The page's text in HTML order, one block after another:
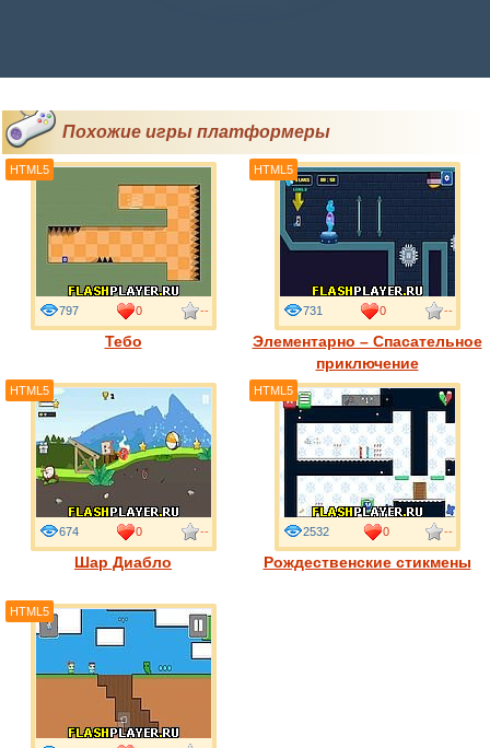
Похожие игры платформеры
Тебо
797 0 --
HTML5
Элементарно – Спасательное
приключение
731 0 --
HTML5
Шар Диабло
674 0 --
HTML5
Рождественские стикмены
2532 0 --
HTML5
HTML5